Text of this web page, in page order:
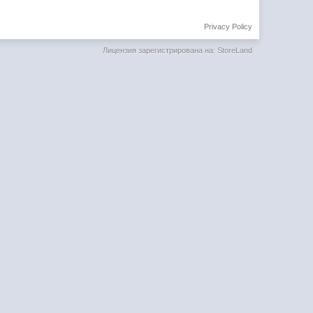
Privacy Policy
Лицензия зарегистрирована на: StoreLand